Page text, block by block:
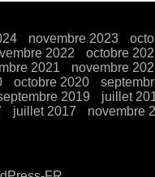
novembre 2023
2022 octobre
2021 novembre
octobre 2020
2019 juillet
juillet 2017 novembre